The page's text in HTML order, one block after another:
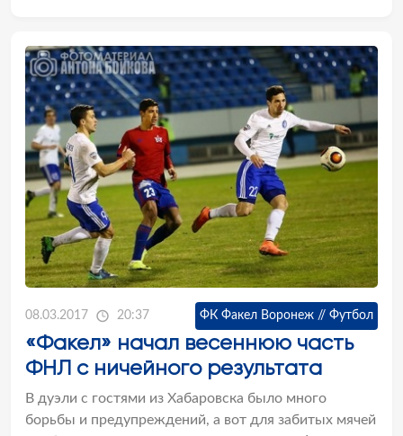
08.03.2017 20:37 ФК Факел Воронеж // Футбол
«Факел» начал весеннюю часть
ФНЛ с ничейного результата
В дуэли с гостями из Хабаровска было много
борьбы и предупреждений, а вот для забитых мячей